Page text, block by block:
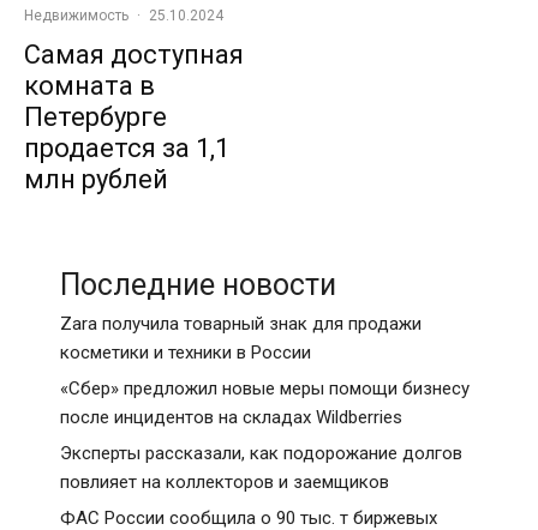
Недвижимость · 25.10.2024
Самая доступная
комната в
Петербурге
продается за 1,1
млн рублей
Последние новости
Zara получила товарный знак для продажи
косметики и техники в России
«Сбер» предложил новые меры помощи бизнесу
после инцидентов на складах Wildberries
Эксперты рассказали, как подорожание долгов
повлияет на коллекторов и заемщиков
ФАС России сообщила о 90 тыс. т биржевых